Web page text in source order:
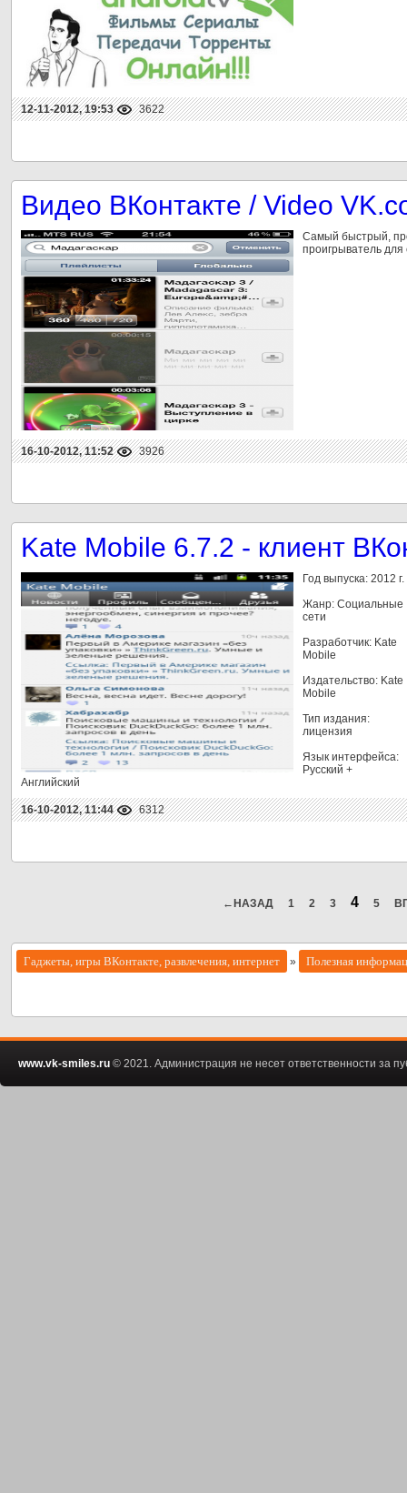
12-11-2012, 19:53 3622
Видео ВКонтакте / Video
Самый быстрый,
проигрыватель для
16-10-2012, 11:52 3926
Kate Mobile 6.7.2 - клиент
Год выпуска: 2012 г.
Жанр: Социальные
сети
Разработчик: Kate
Mobile
Издательство: Kate
Mobile
Тип издания:
лицензия
Язык интерфейса:
Русский +
Английский
16-10-2012, 11:44 6312
←НАЗАД 1 2 3 4 5
Гаджеты, игры ВКонтакте, развлечения, интернет » Полезная
www.vk-smiles.ru © 2021. Администрация не несет ответственности за